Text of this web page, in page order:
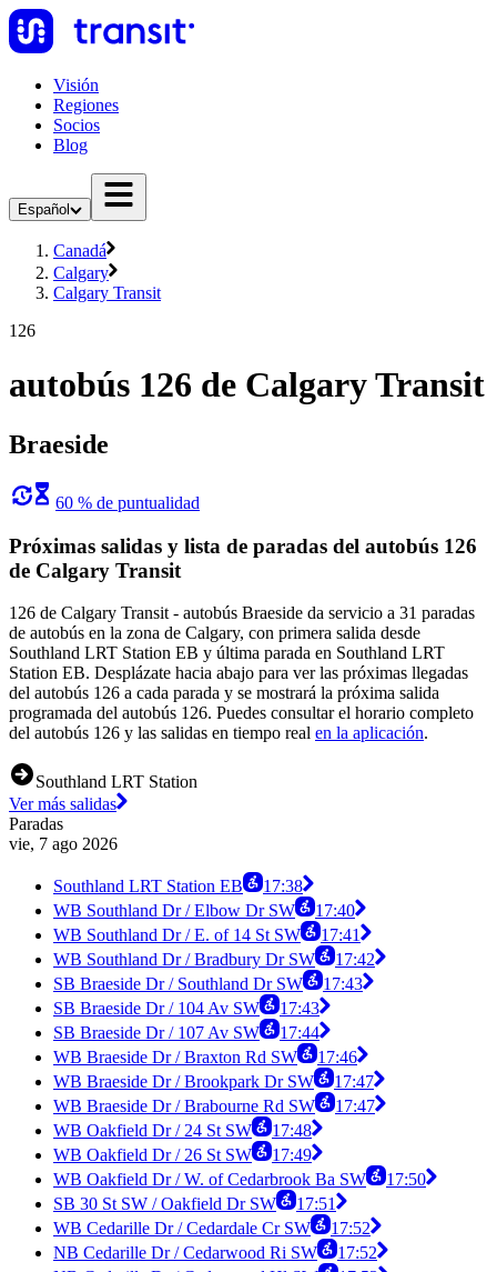
Visión
Regiones
Socios
Blog
Español
Canadá
Calgary
Calgary Transit
126
autobús 126 de Calgary Transit
Braeside
60 % de puntualidad
Próximas salidas y lista de paradas del autobús 126
de Calgary Transit
126 de Calgary Transit - autobús Braeside da servicio a 31 paradas
de autobús en la zona de Calgary, con primera salida desde
Southland LRT Station EB y última parada en Southland LRT
Station EB. Desplázate hacia abajo para ver las próximas llegadas
del autobús 126 a cada parada y se mostrará la próxima salida
programada del autobús 126. Puedes consultar el horario completo
del autobús 126 y las salidas en tiempo real en la aplicación.
Southland LRT Station
Ver más salidas
Paradas
vie, 7 ago 2026
Southland LRT Station EB
17:38
WB Southland Dr / Elbow Dr SW
17:40
WB Southland Dr / E. of 14 St SW
17:41
WB Southland Dr / Bradbury Dr SW
17:42
SB Braeside Dr / Southland Dr SW
17:43
SB Braeside Dr / 104 Av SW
17:43
SB Braeside Dr / 107 Av SW
17:44
WB Braeside Dr / Braxton Rd SW
17:46
WB Braeside Dr / Brookpark Dr SW
17:47
WB Braeside Dr / Brabourne Rd SW
17:47
WB Oakfield Dr / 24 St SW
17:48
WB Oakfield Dr / 26 St SW
17:49
WB Oakfield Dr / W. of Cedarbrook Ba SW
17:50
SB 30 St SW / Oakfield Dr SW
17:51
WB Cedarille Dr / Cedardale Cr SW
17:52
NB Cedarille Dr / Cedarwood Ri SW
17:52